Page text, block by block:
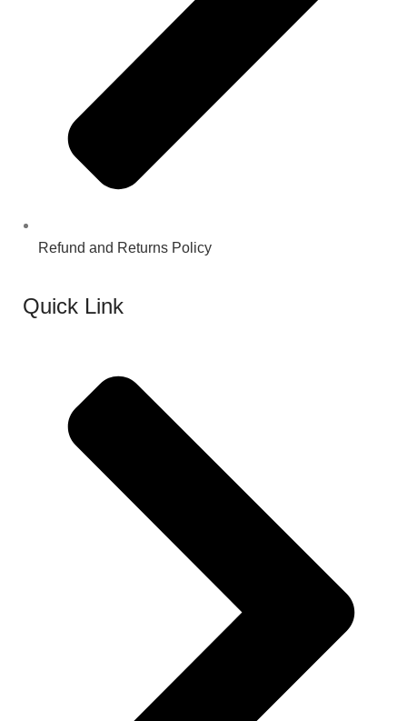
Refund and Returns Policy
Quick Link